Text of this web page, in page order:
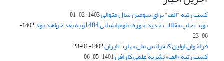
کسب رتبه "الف" برای سومین سال متوالی1403-02-01
نوبت چاپ مقالات جدید حوزه علوم انسانی 1404و به بعد خواهد بود
1402-
06-23
فراخوان اولین کنفرانس ملی مهارت ایران1402-01-28
کسب رتبه «الف» نشریه علمی کارافن1401-05-06